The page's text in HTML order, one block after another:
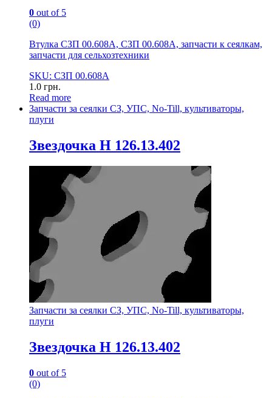
0 out of 5
(0)
Втулка СЗП 00.608А, СЗП 00.608А, запчасти к сеялкам,
запчасти для сельхозтехники
SKU: СЗП 00.608А
1.0 грн.
Read more
Запчасти за сеялки СЗ, УПС, No-Till, культиваторы,
плуги
Звездочка Н 126.13.402
Запчасти за сеялки СЗ, УПС, No-Till, культиваторы,
плуги
Звездочка Н 126.13.402
0 out of 5
(0)